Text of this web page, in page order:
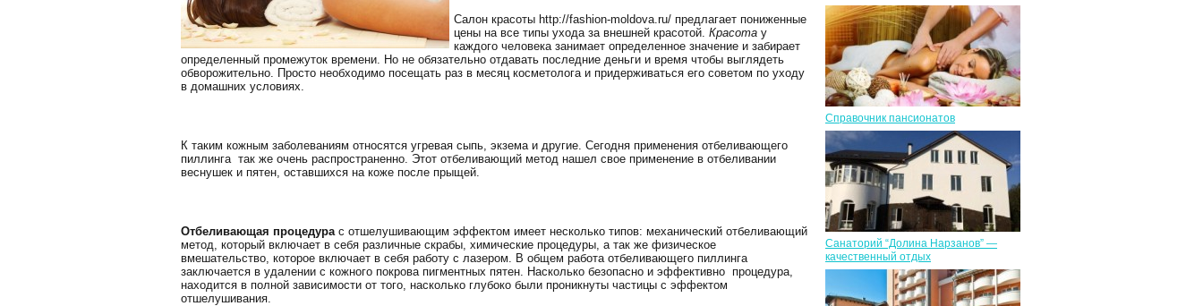
Салон красоты http://fashion-moldova.ru/ предлагает пониженные
цены на все типы ухода за внешней красотой. Красота у
каждого человека занимает определенное значение и забирает
определенный промежуток времени. Но не обязательно отдавать последние деньги и время чтобы выглядеть
обворожительно. Просто необходимо посещать раз в месяц косметолога и придерживаться его советом по уходу
в домашних условиях.
К таким кожным заболеваниям относятся угревая сыпь, экзема и другие. Сегодня применения отбеливающего
пиллинга так же очень распространенно. Этот отбеливающий метод нашел свое применение в отбеливании
веснушек и пятен, оставшихся на коже после прыщей.
Отбеливающая процедурас отшелушивающим эффектом имеет несколько типов: механический отбеливающий
метод, который включает в себя различные скрабы, химические процедуры, а так же физическое
вмешательство, которое включает в себя работу с лазером. В общем работа отбеливающего пиллинга
заключается в удалении с кожного покрова пигментных пятен. Насколько безопасно и эффективно процедура,
находится в полной зависимости от того, насколько глубоко были проникнуты частицы с эффектом
отшелушивания.
Справочник пансионатов
Санаторий “Долина Нарзанов” —
качественный отдых